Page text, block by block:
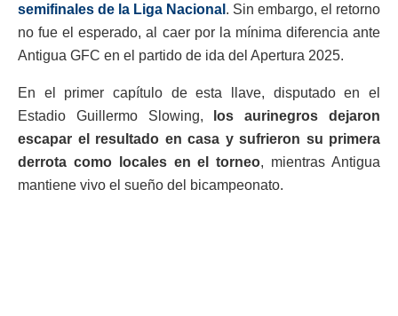
semifinales de la Liga Nacional . Sin embargo, el retorno
no fue el esperado, al caer por la mínima diferencia ante
Antigua GFC en el partido de ida del Apertura 2025.
En el primer capítulo de esta llave, disputado en el
Estadio Guillermo Slowing,
los aurinegros dejaron
escapar el resultado en casa y sufrieron su primera
derrota como locales en el torneo, mientras Antigua
mantiene vivo el sueño del bicampeonato.